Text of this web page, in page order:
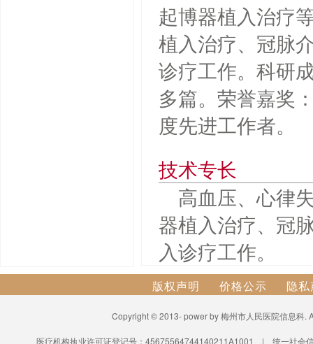
起博器植入治疗
植入治疗、冠脉
诊疗工作。科研
多篇。荣誉嘉奖
度先进工作者。
技术专长
高血压、心律
器植入治疗、冠
入诊疗工作。
版权声明 价格公示 隐
Copyright © 2013- power by 梅州市人民医院信息科
医疗机构执业许可证登记号：45675564744140211A1001 | 统一社会